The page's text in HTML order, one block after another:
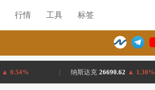
行情 工具 标签
▲ 0.54% | 纳斯达克 26690.62 ▲ 1.30%